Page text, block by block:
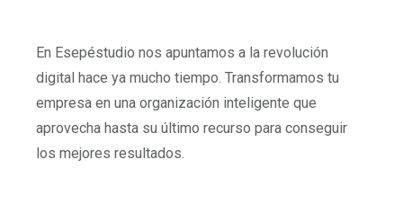
En Esepéstudio nos apuntamos a la revolución
digital hace ya mucho tiempo. Transformamos tu
empresa en una organización inteligente que
aprovecha hasta su último recurso para conseguir
los mejores resultados.